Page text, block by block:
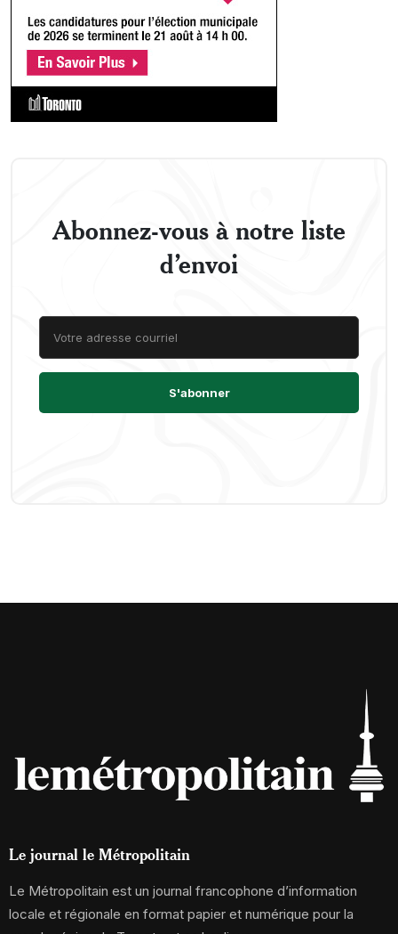
Abonnez-vous à notre liste
d’envoi
Le journal le Métropolitain
Le Métropolitain est un journal francophone d’information
locale et régionale en format papier et numérique pour la